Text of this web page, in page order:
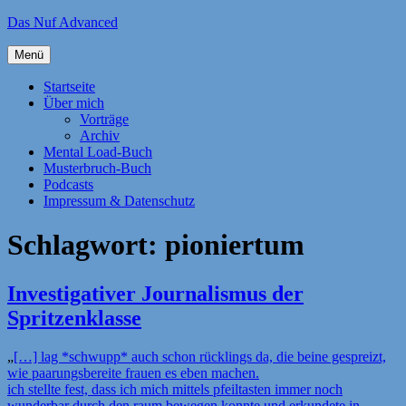
Zum
springen
Das Nuf Advanced
Menü
Startseite
Über mich
Vorträge
Archiv
Mental Load-Buch
Musterbruch-Buch
Podcasts
Impressum & Datenschutz
Schlagwort: pioniertum
Investigativer Journalismus der
Spritzenklasse
„[…] lag *schwupp* auch schon rücklings da, die beine gespreizt,
wie paarungsbereite frauen es eben machen.
ich stellte fest, dass ich mich mittels pfeiltasten immer noch